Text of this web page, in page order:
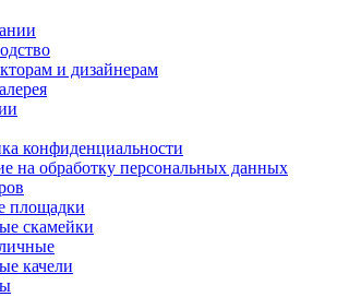
и дизайнерам
конфиденциальности
на обработку персональных данных
площадки
скамейки
качели